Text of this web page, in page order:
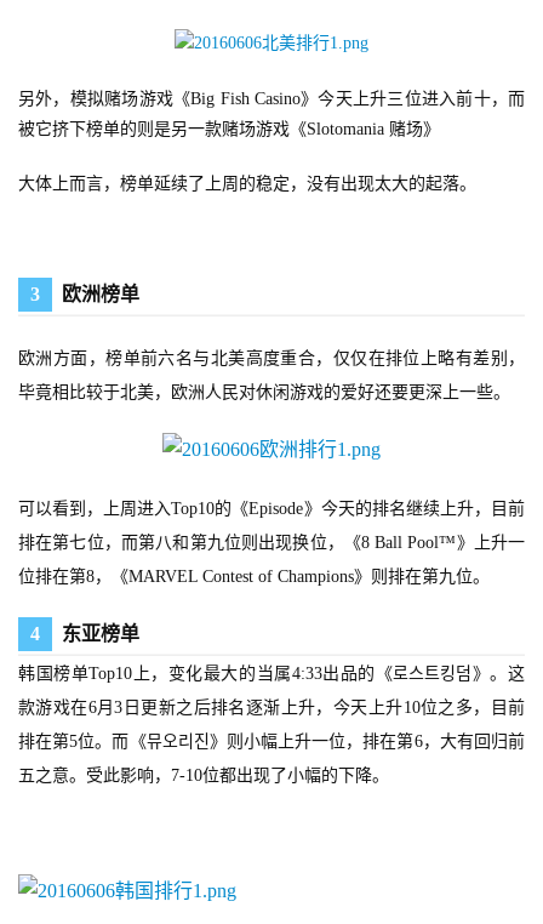
原
创
游
界
手
机
单
机
游
戏
休
闲
游
戏
2
5
另外，模拟赌场游戏《Big Fish Casino》今天上升三位进入前十，而
被它挤下榜单的则是另一款赌场游戏《Slotomania 赌场》
大体上而言，榜单延续了上周的稳定，没有出现太大的起落。
3 欧洲榜单
欧洲方面，榜单前六名与北美高度重合，仅仅在排位上略有差别，
毕竟相比较于北美，欧洲人民对休闲游戏的爱好还要更深上一些。
可以看到，上周进入Top10的《Episode》今天的排名继续上升，目前
排在第七位，而第八和第九位则出现换位，《8 Ball Pool™》上升一
位排在第8，《MARVEL Contest of Champions》则排在第九位。
4 东亚榜单
韩国榜单Top10上，变化最大的当属4:33出品的《로스트킹덤》。这
款游戏在6月3日更新之后排名逐渐上升，今天上升10位之多，目前
排在第5位。而 《뮤오리진》则小幅上升一位，排在第6，大有回归前
五之意。受此影响，7-10位都出现了小幅的下降。